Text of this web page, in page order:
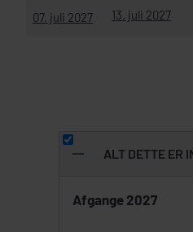
07. juli 2027 13. juli 2027
ALT DETTE ER
Afgange 2027